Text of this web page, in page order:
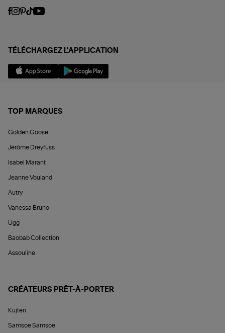
TÉLÉCHARGEZ L'APPLICATION
TOP MARQUES
Golden Goose
Jérôme Dreyfuss
Isabel Marant
Jeanne Vouland
Autry
Vanessa Bruno
Ugg
Baobab Collection
Assouline
CRÉATEURS PRÊT-À-PORTER
Kujten
Samsoe Samsoe